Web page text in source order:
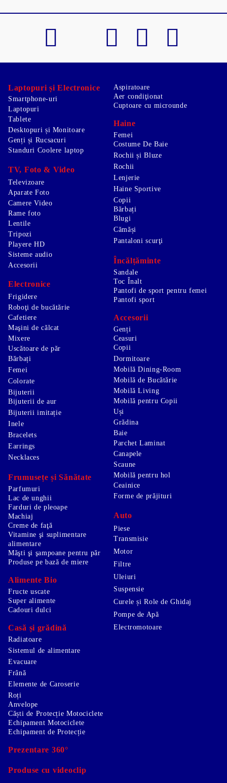
Laptopuri și Electronice
Smartphone-uri
Laptopuri
Tablete
Desktopuri și Monitoare
Genți și Rucsacuri
Standuri Coolere laptop
TV, Foto & Video
Televizoare
Aparate Foto
Camere Video
Rame foto
Lentile
Tripozi
Playere HD
Sisteme audio
Accesorii
Electronice
Frigidere
Roboţi de bucătărie
Cafetiere
Maşini de călcat
Mixere
Uscătoare de păr
Aspiratoare
Aer condiţionat
Cuptoare cu microunde
Haine
Femei
Costume De Baie
Rochii și Bluze
Rochii
Lenjerie
Haine Sportive
Copii
Bărbați
Blugi
Cămăși
Pantaloni scurţi
Încălțăminte
Sandale
Toc Înalt
Pantofi de sport pentru femei
Pantofi sport
Accesorii
Genți
Ceasuri
Copii
Bărbați
Femei
Colorate
Bijuterii
Bijuterii de aur
Bijuterii imitație
Inele
Bracelets
Earrings
Necklaces
Frumusețe și Sănătate
Parfumuri
Lac de unghii
Farduri de pleoape
Machiaj
Creme de faţă
Vitamine şi suplimentare
alimentare
Măşti şi şampoane pentru păr
Produse pe bază de miere
Alimente Bio
Fructe uscate
Super alimente
Cadouri dulci
Casă și grădină
Dormitoare
Mobilă Dining-Room
Mobilă de Bucătărie
Mobilă Living
Mobilă pentru Copii
Uși
Grădina
Baie
Parchet Laminat
Canapele
Scaune
Mobilă pentru hol
Ceainice
Forme de prăjituri
Auto
Piese
Transmisie
Motor
Filtre
Uleiuri
Suspensie
Curele și Role de Ghidaj
Pompe de Apă
Electromotoare
Radiatoare
Sistemul de alimentare
Evacuare
Frână
Elemente de Caroserie
Roți
Anvelope
Căști de Protecție Motociclete
Echipament Motociclete
Echipament de Protecție
Prezentare 360°
Produse cu videoclip